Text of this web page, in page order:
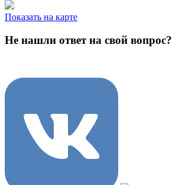
Показать на карте
Не нашли ответ на свой вопрос?